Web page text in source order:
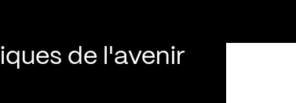
de l'avenir